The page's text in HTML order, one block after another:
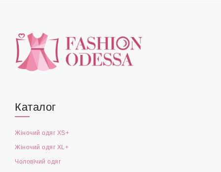
Каталог
Жіночий одяг XS+
Жіночий одяг XL+
Чоловічий одяг